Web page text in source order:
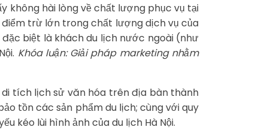
không hài lòng về chất lượng phục vụ tại
trừ lớn trong chất lượng dịch vụ của
đặc biệt là khách du lịch nước ngoài (như
Khóa luận: Giải pháp marketing nhằm
di tích lịch sử văn hóa trên địa bàn thành
tồn các sản phẩm du lịch; cùng với quy
kéo lùi hình ảnh của du lịch Hà Nội.